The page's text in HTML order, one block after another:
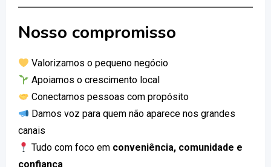
Nosso compromisso
Valorizamos o pequeno negócio
Apoiamos o crescimento local
Conectamos pessoas com propósito
Damos voz para quem não aparece nos grandes
canais
Tudo com foco em conveniência, comunidade e
confiança